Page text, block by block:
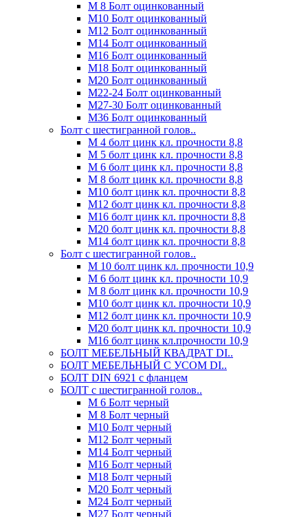
М 8 Болт оцинкованный
М10 Болт оцинкованный
М12 Болт оцинкованный
М14 Болт оцинкованный
М16 Болт оцинкованный
М18 Болт оцинкованный
М20 Болт оцинкованный
М22-24 Болт оцинкованный
М27-30 Болт оцинкованный
М36 Болт оцинкованный
Болт с шестигранной голов..
М 4 болт цинк кл. прочности 8,8
М 5 болт цинк кл. прочности 8,8
М 6 болт цинк кл. прочности 8,8
М 8 болт цинк кл. прочности 8,8
М10 болт цинк кл. прочности 8,8
М12 болт цинк кл. прочности 8,8
М16 болт цинк кл. прочности 8,8
М20 болт цинк кл. прочности 8,8
М14 болт цинк кл. прочности 8,8
Болт с шестигранной голов..
М 10 болт цинк кл. прочности 10,9
М 6 болт цинк кл. прочности 10,9
М 8 болт цинк кл. прочности 10,9
М10 болт цинк кл. прочности 10,9
М12 болт цинк кл. прочности 10,9
М20 болт цинк кл. прочности 10,9
М16 болт цинк кл.прочности 10,9
БОЛТ МЕБЕЛЬНЫЙ КВАДРАТ DI..
БОЛТ МЕБЕЛЬНЫЙ С УСОМ DI..
БОЛТ DIN 6921 c фланцем
БОЛТ с шестигранной голов..
М 6 Болт черный
М 8 Болт черный
М10 Болт черный
М12 Болт черный
М14 Болт черный
М16 Болт черный
М18 Болт черный
М20 Болт черный
М24 Болт черный
М27 Болт черный